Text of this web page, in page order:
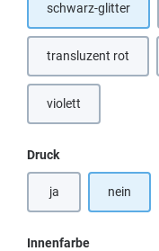
schwarz-glitter
transluzent rot
(Diese Option
violett(Diese Option ist
Druckauswählen
ja nein
Innenfarbeauswählen